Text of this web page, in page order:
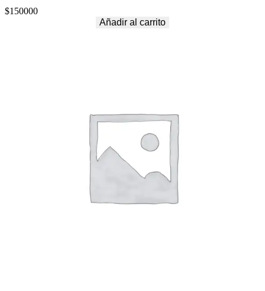
$150000
Añadir al carrito